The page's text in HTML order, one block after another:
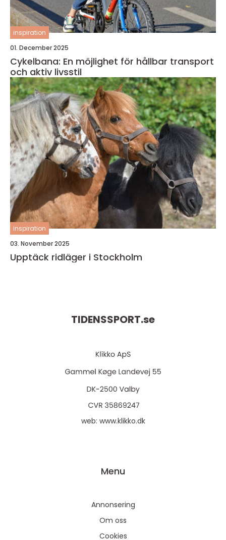
inspiration
01. December 2025
Cykelbana: En möjlighet för hållbar transport
och aktiv livsstil
inspiration
03. November 2025
Upptäck ridläger i Stockholm
TIDENSSPORT.se
web: www.klikko.dk
Menu
Annonsering
Om oss
Cookies